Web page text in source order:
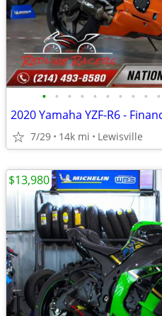
• • • • • • • • • •
2020 Yamaha YZF-R6 -
7/29 14k mi Lewisville
$13,980